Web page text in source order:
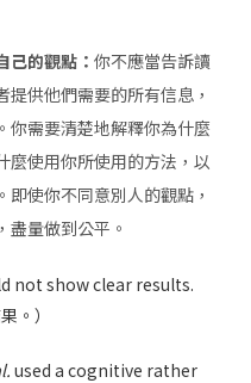
己的觀點： 你不應當告訴讀
供他們需要的所有信息，
你需要清楚地解釋你為什麼
麼使用你所使用的方法，以
使你不同意別人的觀點，
盡量做到公平。
not show clear results.
。）
used a cognitive rather